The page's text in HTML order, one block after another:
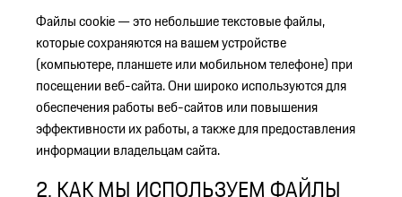
Файлы cookie — это небольшие текстовые файлы,
которые сохраняются на вашем устройстве
(компьютере, планшете или мобильном телефоне) при
посещении веб-сайта. Они широко используются для
обеспечения работы веб-сайтов или повышения
эффективности их работы, а также для предоставления
информации владельцам сайта.
2. КАК МЫ ИСПОЛЬЗУЕМ ФАЙЛЫ